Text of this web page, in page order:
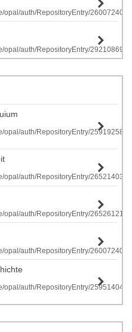
opal/auth/RepositoryEntry/
opal/auth/RepositoryEntry/
opal/auth/RepositoryEntry/
opal/auth/RepositoryEntry/
opal/auth/RepositoryEntry/
opal/auth/RepositoryEntry/
opal/auth/RepositoryEntry/